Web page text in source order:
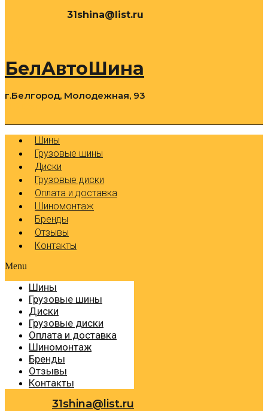
31shina@list.ru
БелАвтоШина
г.Белгород, Молодежная, 93
Шины
Грузовые шины
Диски
Грузовые диски
Оплата и доставка
Шиномонтаж
Бренды
Отзывы
Контакты
Menu
Шины
Грузовые шины
Диски
Грузовые диски
Оплата и доставка
Шиномонтаж
Бренды
Отзывы
Контакты
31shina@list.ru